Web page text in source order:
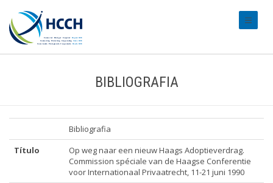
BIBLIOGRAFIA
Bibliografia
Título
Op weg naar een nieuw Haags Adoptieverdrag.
Commission spéciale van de Haagse Conferentie
voor Internationaal Privaatrecht, 11-21 juni 1990